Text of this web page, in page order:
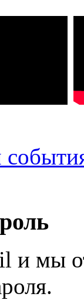
и мы